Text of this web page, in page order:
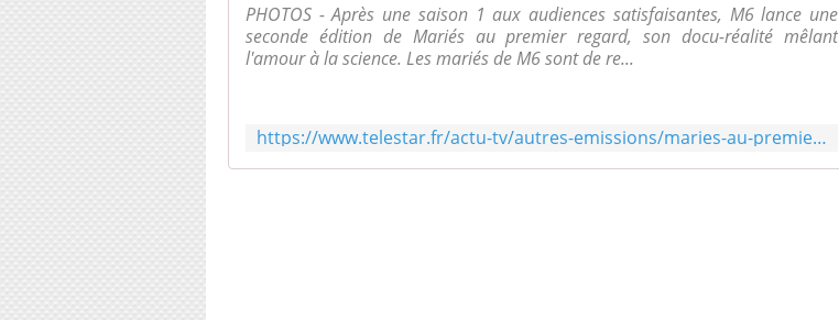
PHOTOS - Après une saison 1 aux audiences satisfaisantes, M6 lance une
seconde édition de Mariés au premier regard, son docu-réalité mêlant
l'amour à la science. Les mariés de M6 sont de re...
https://www.telestar.fr/actu-tv/autres-emissions/maries-au-premier-regard-la-saison-2-arrive-sur-m6-des-le-307865